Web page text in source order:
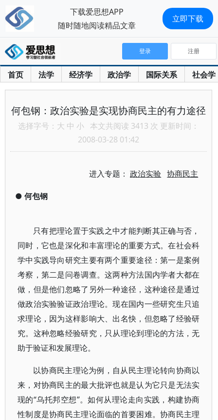
首页 法学 经济学 政治学 国际关系 社会学
登录 注册
何包钢：政治实验是实现协商民主的有力途径
选择字号： 大 中 小 本文共阅读 3413 次 更新时间：
2008-03-28 01:42
进入专题：政治实验 协商民主
● 何包钢
只有把理论置于实践之中才能判断其正确与否，
同时，它也是深化和丰富理论的重要方式。在社会科
学中实践导向研究主要有两个重要途径：第一是案例
考察，第二是问卷调查。这两种方法国内学者大都在
做，但是他们忽略了另外一种途径，这种途径是通过
做政治实验验证政治理论。现在国内一些研究生只追
求理论，因为这样影响大、出名快，但忽略了经验研
究。这种忽略经验研究，只从理论到理论的方法，无
助于验证和发展理论。
以协商民主理论为例，自从民主理论转向协商以
来，对协商民主的最大批评也就是认为它只是无法实
现的“乌托邦空想”。如何从理论走向实践，构建协商
性制度是协商民主理论面临的首要困难。协商民主理
下载爱思想APP
随时随地阅读精品文章
立即下载